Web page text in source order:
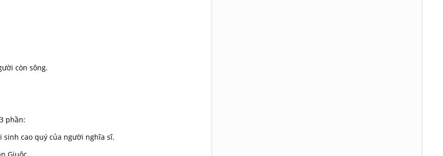
còn sông.
phần:
sinh cao quý của người nghĩa sĩ.